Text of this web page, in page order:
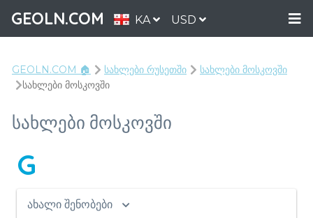
GEOLN.COM KA USD
GEOLN.COM 🏠 სახლები რუსეთში
სახლები მოსკოვში
სახლები მოსკოვში
სახლები მოსკოვში
G
ახალი შენობები